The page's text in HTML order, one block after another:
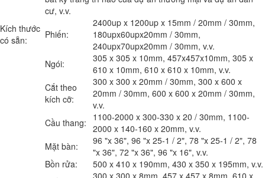
cư, v.v.
Kích thước
có sẵn:
Phiến:
2400up x 1200up x 15mm / 20mm / 30mm,
180upx60upx20mm / 30mm,
240upx70upx20mm / 30mm, v.v.
Ngói:
305 x 305 x 10mm, 457x457x10mm, 305 x
610 x 10mm, 610 x 610 x 10mm, v.v.
Cắt theo
kích cỡ:
300 x 300 x 20mm / 30mm, 300 x 600 x
20mm / 30mm, 600 x 600 x 20mm / 30mm,
v.v.
Cầu thang:
1100-2000 x 300-330 x 20 / 30mm, 1100-
2000 x 140-160 x 20mm, v.v.
Mặt bàn:
96 "x 36", 96 "x 25-1 / 2", 78 "x 25-1 / 2", 78
"x 36", 72 "x 36", 96 "x 16", v.v.
Bồn rửa:
500 x 410 x 190mm, 430 x 350 x 195mm, v.v.
300 x 300 x 8mm, 457 x 457 x 8mm, 610 x